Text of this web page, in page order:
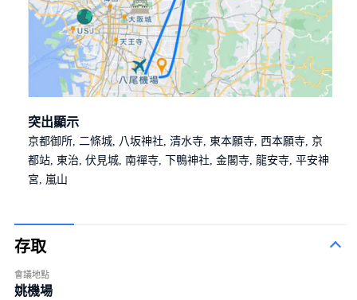
突出顯示
京都御所, 二條城, 八坂神社, 清水寺, 東本願寺, 西本願寺, 京
都站, 東治, 伏見城, 南禪寺, 下鴨神社, 金閣寺, 龍安寺, 平安神
宮, 嵐山
存取
會議地點
姚機場